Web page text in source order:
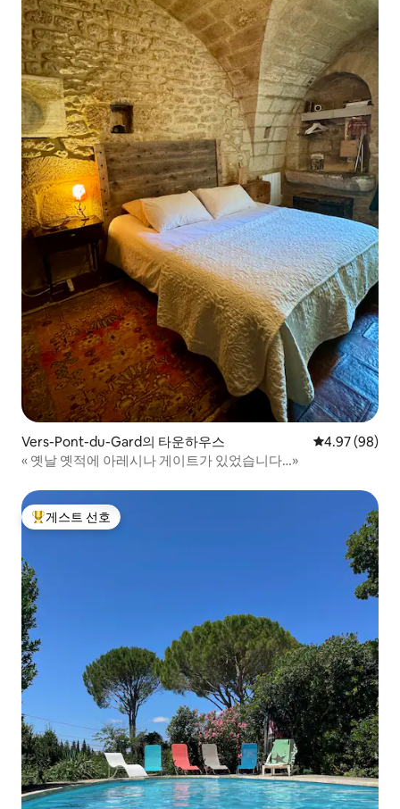
Vers-Pont-du-Gard의 타운하우스 평점 4.97점(5
4.97 (98)
« 옛날 옛적에 아레시나 게이트가 있었습니다…»
상위 게스트 선호
게스트 선호